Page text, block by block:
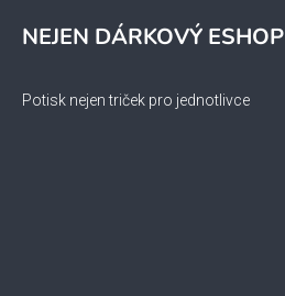
NEJEN DÁRKOVÝ ESHOP
Potisk nejen triček pro jednotlivce